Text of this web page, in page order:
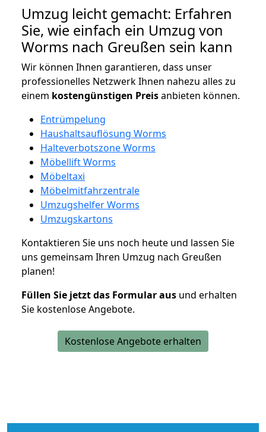
Umzug leicht gemacht: Erfahren
Sie, wie einfach ein Umzug von
Worms nach Greußen sein kann
Wir können Ihnen garantieren, dass unser
professionelles Netzwerk Ihnen nahezu alles zu
einem kostengünstigen Preisanbieten können.
Entrümpelung
Haushaltsauflösung Worms
Halteverbotszone Worms
Möbellift Worms
Möbeltaxi
Möbelmitfahrzentrale
Umzugshelfer Worms
Umzugskartons
Kontaktieren Sie uns noch heute und lassen Sie
uns gemeinsam Ihren Umzug nach Greußen
planen!
Füllen Sie jetzt das Formular aus und erhalten
Sie kostenlose Angebote.
Kostenlose Angebote erhalten